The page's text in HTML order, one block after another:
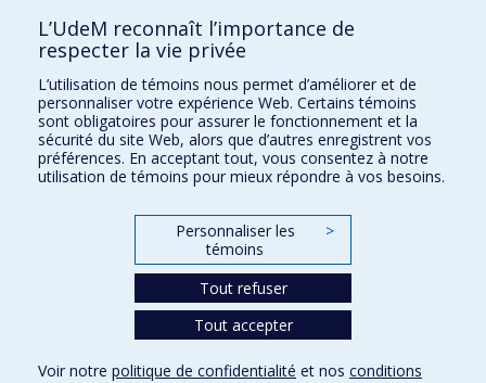
Comment soutenir le Département?
BESOIN D'AIDE?
Plan du site
Signaler une erreur
Accessibilité
FACULTÉ DES ARTS ET DES SCIENCES
Nos départements et écoles
L’UdeM reconnaît l’importance de
respecter la vie privée
L’utilisation de témoins nous permet d’améliorer et de
personnaliser votre expérience Web. Certains témoins
sont obligatoires pour assurer le fonctionnement et la
sécurité du site Web, alors que d’autres enregistrent vos
préférences. En acceptant tout, vous consentez à notre
utilisation de témoins pour mieux répondre à vos besoins.
Personnaliser les
témoins
>
Tout refuser
Tout accepter
Voir notre politique de confidentialité et nos conditions